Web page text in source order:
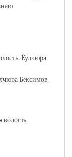
Кулчюра
Бексимов.
волость.